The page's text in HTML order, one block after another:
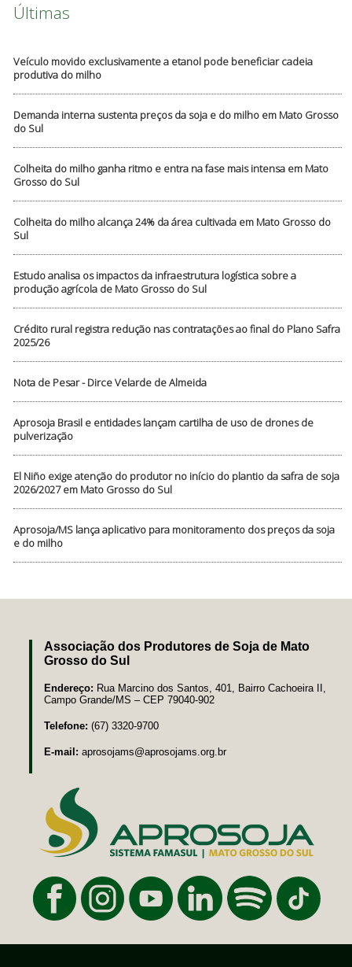
Últimas
Veículo movido exclusivamente a etanol pode beneficiar cadeia
produtiva do milho
Demanda interna sustenta preços da soja e do milho em Mato Grosso
do Sul
Colheita do milho ganha ritmo e entra na fase mais intensa em Mato
Grosso do Sul
Colheita do milho alcança 24% da área cultivada em Mato Grosso do
Sul
Estudo analisa os impactos da infraestrutura logística sobre a
produção agrícola de Mato Grosso do Sul
Crédito rural registra redução nas contratações ao final do Plano Safra
2025/26
Nota de Pesar - Dirce Velarde de Almeida
Aprosoja Brasil e entidades lançam cartilha de uso de drones de
pulverização
El Niño exige atenção do produtor no início do plantio da safra de soja
2026/2027 em Mato Grosso do Sul
Aprosoja/MS lança aplicativo para monitoramento dos preços da soja
e do milho
Associação dos Produtores de Soja de Mato
Grosso do Sul
Endereço: Rua Marcino dos Santos, 401, Bairro Cachoeira II,
Campo Grande/MS – CEP 79040-902
Telefone: (67) 3320-9700
E-mail: aprosojams@aprosojams.org.br